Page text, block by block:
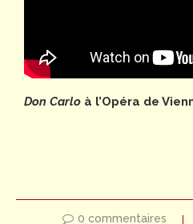
Don Carlo à l’Opéra de
0 commentaires